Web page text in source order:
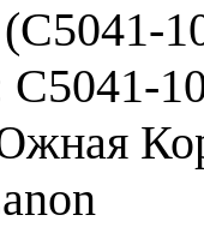
C5041-